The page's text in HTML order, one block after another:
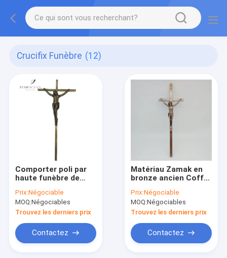
Crucifix Funèbre (12)
Comporter poli par
haute funèbre de
cercueil de crucifix
de style de l'Europe
Prix:Négociable
MOQ:Négociables
Trouvez les derniers prix
Contactez
Matériau Zamak en
bronze ancien Coffre
ZD018
Prix:Négociable
MOQ:Négociables
Trouvez les derniers prix
Contactez